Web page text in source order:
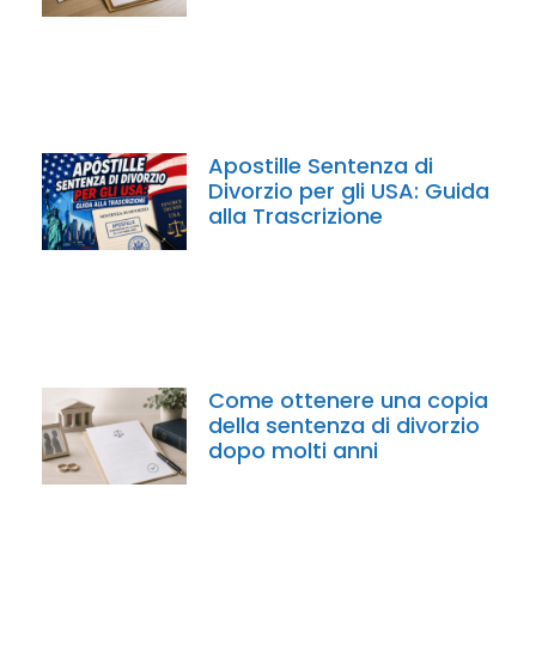
Apostille Sentenza di
Divorzio per gli USA: Guida
alla Trascrizione
Come ottenere una copia
della sentenza di divorzio
dopo molti anni